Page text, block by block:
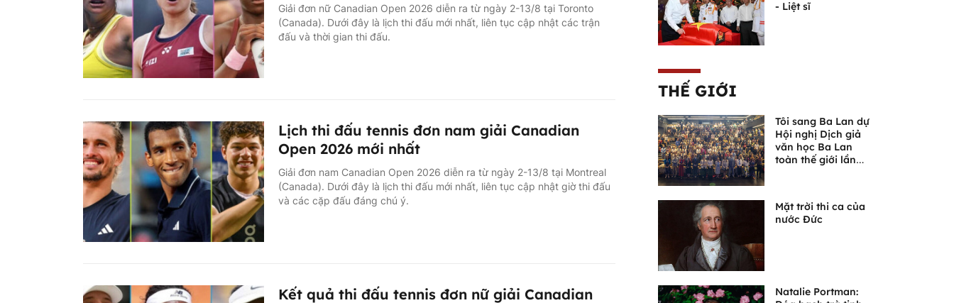
Giải đơn nữ Canadian Open 2026 diễn ra từ ngày 2-13/8 tại Toronto
(Canada). Dưới đây là lịch thi đấu mới nhất, liên tục cập nhật các trận
đấu và thời gian thi đấu.
Lịch thi đấu tennis đơn nam giải Canadian
Open 2026 mới nhất
Giải đơn nam Canadian Open 2026 diễn ra từ ngày 2-13/8 tại Montreal
(Canada). Dưới đây là lịch thi đấu mới nhất, liên tục cập nhật giờ thi đấu
và các cặp đấu đáng chú ý.
Kết quả thi đấu tennis đơn nữ giải Canadian
- Liệt sĩ
THẾ GIỚI
Tôi sang Ba Lan dự
Hội nghị Dịch giả
văn học Ba Lan
toàn thế giới lần
Mặt trời thi ca của
nước Đức
Natalie Portman: